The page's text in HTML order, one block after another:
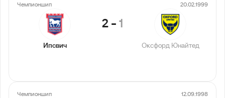
Чемпионшип 20.02.1999
Ипсвич
2-1
Оксфорд Юнайтед
Чемпионшип 12.09.1998